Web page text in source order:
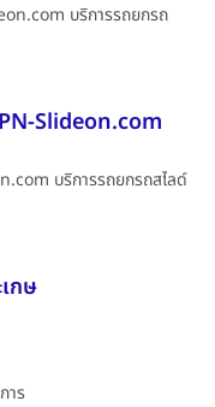
บริการรถยกรถ
Slideon.com
บริการรถยกรถสไลด์
กษ
าร